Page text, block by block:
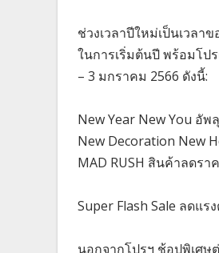
ช่วงเวลาปีใหม่เป็นเวลา
ในการเริ่มต้นปี พร้อมโป
– 3 มกราคม 2566 ดังนี้:
New Year New You อั
New Decoration New
MAD RUSH สินค้าลดรา
Super Flash Sale ลดแ
นอกจากโปรฯ ช้อปพิเศษ